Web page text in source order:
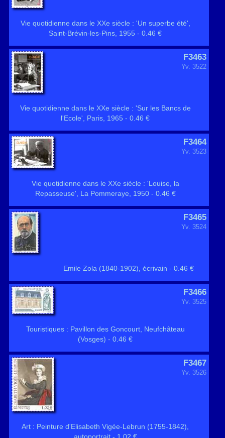
Vie quotidienne dans le XXe siècle : 'Un superbe été',
Saint-Brévin-les-Pins, 1955 - 0.46 €
F3463
Yv. 3522
Vie quotidienne dans le XXe siècle : 'Sur les Bancs de
l'Ecole', Paris, 1965 - 0.46 €
F3464
Yv. 3523
Vie quotidienne dans le XXe siècle : 'Louise, la
Repasseuse', La Pommeraye, 1950 - 0.46 €
F3465
Yv. 3524
Emile Zola (1840-1902), écrivain - 0.46 €
F3466
Yv. 3525
Touristiques : Pavillon des Goncourt, Neufchâteau
(Vosges) - 0.46 €
F3467
Yv. 3526
Art : Peinture d'Elisabeth Vigée-Lebrun (1755-1842),